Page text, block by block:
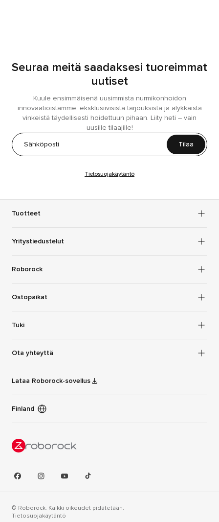
Seuraa meitä saadaksesi tuoreimmat
uutiset
Kuule ensimmäisenä uusimmista nurmikonhoidon
innovaatioistamme, eksklusiivisista tarjouksista ja älykkäistä
vinkeistä täydellisesti hoidettuun pihaan. Liity heti – vain
uusille tilaajille!
Tilaa
Tietosuojakäytäntö
Tuotteet
Yritystiedustelut
Roborock
Ostopaikat
Tuki
Ota yhteyttä
Lataa Roborock-sovellus
Finland
© Roborock. Kaikki oikeudet pidätetään.
Tietosuojakäytäntö